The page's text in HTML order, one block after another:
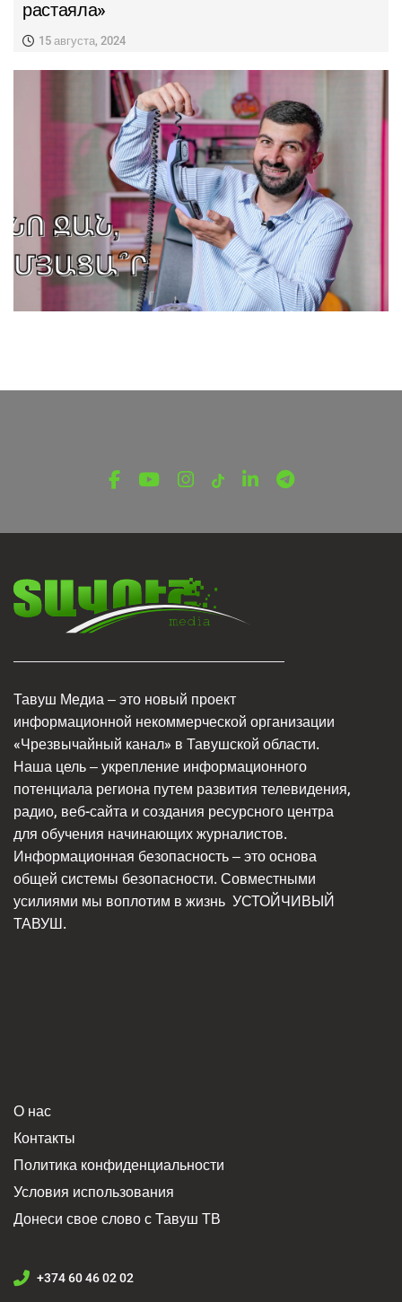
растаяла»
15 августа, 2024
Наш диалект и нравы. «Ано джан, а ты
Тавуш Медиа – это новый проект
информационной некоммерческой организации
«Чрезвычайный канал» в Тавушской области.
Наша цель – укрепление информационного
потенциала региона путем развития телевидения,
радио, веб-сайта и создания ресурсного центра
для обучения начинающих журналистов.
Информационная безопасность – это основа
общей системы безопасности. Совместными
усилиями мы воплотим в жизнь УСТОЙЧИВЫЙ
ТАВУШ.
О нас
Контакты
Политика конфиденциальности
Условия использования
Донеси свое слово с Тавуш ТВ
+374 60 46 02 02